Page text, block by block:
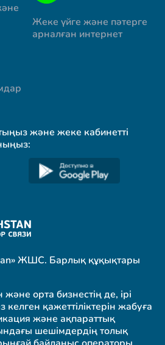
Жеке үйге және пәтерге
арналған интернет
және жеке кабинетті
ЖШС. Барлық құқықтары
орта бизнестің де, ірі
қажеттіліктерін жабуға
және ақпараттық
шешімдердің толық